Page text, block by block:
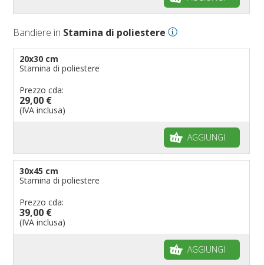
Bandiere in Stamina di poliestere
20x30 cm
Stamina di poliestere
Prezzo cda:
29,00 €
(IVA inclusa)
AGGIUNGI
30x45 cm
Stamina di poliestere
Prezzo cda:
39,00 €
(IVA inclusa)
AGGIUNGI